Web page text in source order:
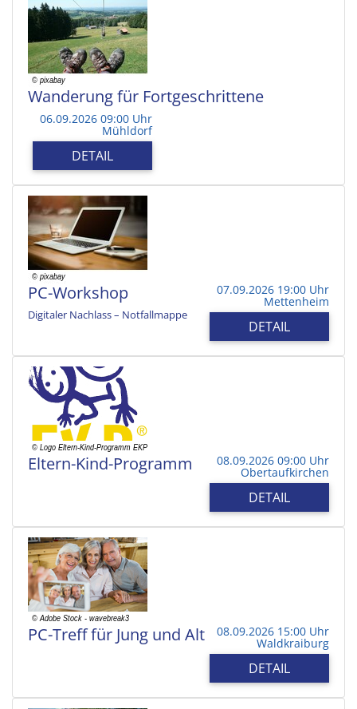
Wanderung für Fortgeschrittene
06.09.2026 09:00 Uhr
Mühldorf
DETAIL
PC-Workshop
Digitaler Nachlass – Notfallmappe
07.09.2026 19:00 Uhr
Mettenheim
DETAIL
Eltern-Kind-Programm 08.09.2026 09:00 Uhr
Obertaufkirchen
DETAIL
PC-Treff für Jung und Alt 08.09.2026 15:00 Uhr
Waldkraiburg
DETAIL